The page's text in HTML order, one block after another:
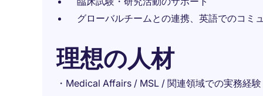
グローバルチームとの連携、英語でのコミ
理想の人材
・Medical Affairs / MSL / 関連領域での実務経験